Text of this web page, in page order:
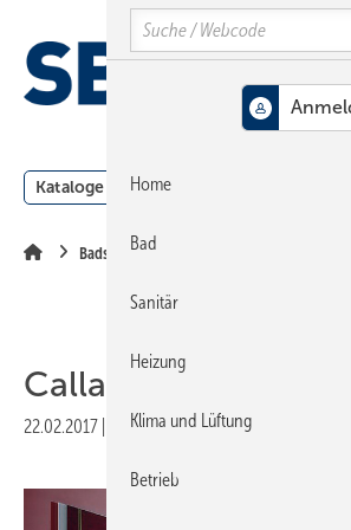
Hauptinhalt
Hauptmenü
SiteSearch
Kataloge Meldungen
Badserien
Calla
22.02.2017 Veröffentlicht inAusgabe 05-2017
Search
Home
Bad
Sanitär
Heizung
Klima und Lüftung
Betrieb